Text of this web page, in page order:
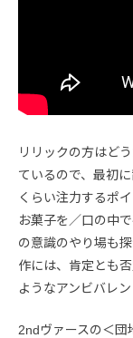
リリックの方はど
ているので、最初
くらい注力するポ
お菓子を／口の中
の意識のやり場も
作には、肯定とも
ようなアンビバレ
2ndヴァースの＜団